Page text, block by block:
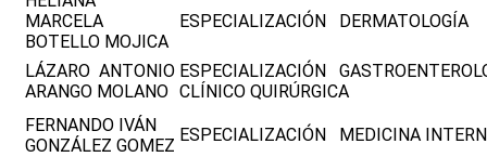
MARCELA
BOTELLO MOJICA
ESPECIALIZACIÓN DERMATOLOGÍA
LÁZARO ANTONIO
ARANGO MOLANO
ESPECIALIZACIÓN
CLÍNICO QUIRÚRGICA
FERNANDO IVÁN
GONZÁLEZ GOMEZ
ESPECIALIZACIÓN MEDICINA